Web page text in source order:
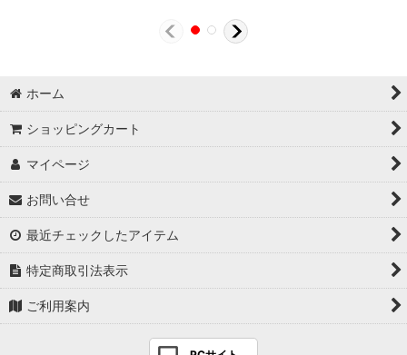
ホーム
ショッピングカート
マイページ
お問い合せ
最近チェックしたアイテム
特定商取引法表示
ご利用案内